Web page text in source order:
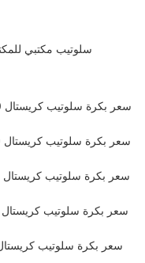
سلوتيب مكتبي
سعر بكرة سلوتيب كريستال 300 ياردة عرض 4.5 سم الكرتونة 30 بكرة
سعر بكرة سلوتيب كريستال 200 ياردة عرض 4.5 سم الكرتونة 36 بكرة
سعر بكرة سلوتيب كريستال 150 ياردة عرض 4.5 سم الكرتونة 36 بكرة
سعر بكرة سلوتيب كريستال 100 ياردة عرض 4.5 سم الكرتونة 72 بكرة
سعر بكرة سلوتيب كريستال 80 ياردة عرض 4.5 سم الكرتونة 72